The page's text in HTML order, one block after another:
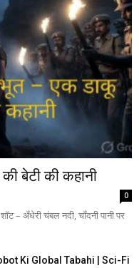
बेटी की कहानी
0
– अँधेरी चंबल नदी, चाँदनी पानी पर
Ki Global Tabahi | Sci-Fi